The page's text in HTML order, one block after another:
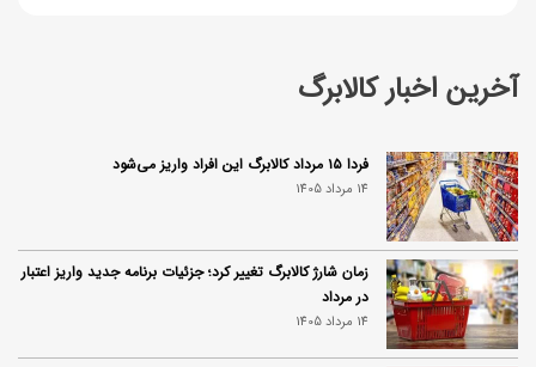
آخرین اخبار کالابرگ
فردا ۱۵ مرداد کالابرگ این افراد واریز می‌شود
14 مرداد 1405
زمان شارژ کالابرگ تغییر کرد؛ جزئیات برنامه جدید واریز اعتبار
در مرداد
14 مرداد 1405